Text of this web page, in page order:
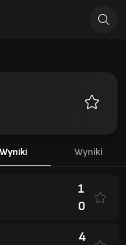
Wyniki Wyniki
1
0
4